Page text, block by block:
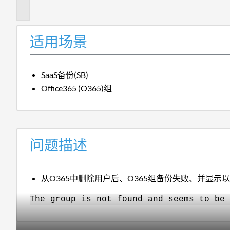
适用场景
SaaS备份(SB)
Office365 (O365)组
问题描述
从O365中删除用户后、O365组备份失败、并显示
The group is not found and seems to be